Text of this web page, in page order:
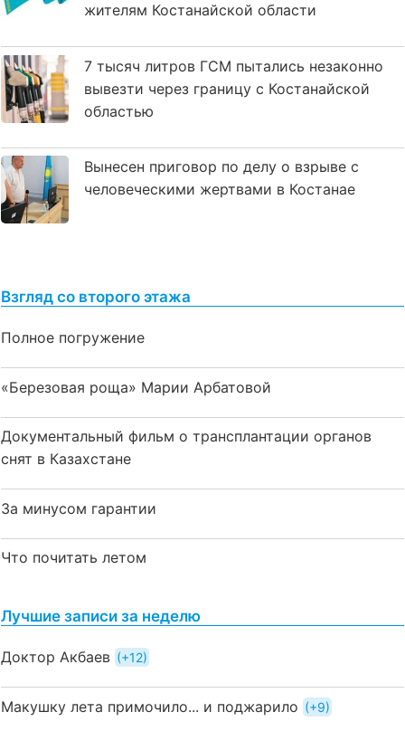
жителям Костанайской области
7 тысяч литров ГСМ пытались незаконно
вывезти через границу с Костанайской
областью
Вынесен приговор по делу о взрыве с
человеческими жертвами в Костанае
Взгляд со второго этажа
Полное погружение
«Березовая роща» Марии Арбатовой
Документальный фильм о трансплантации органов
снят в Казахстане
За минусом гарантии
Что почитать летом
Лучшие записи за неделю
Доктор Акбаев +12
Макушку лета примочило... и поджарило +9